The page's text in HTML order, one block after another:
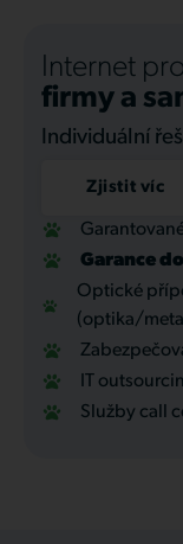
Internet pro
firmy a
Individuální
Zjistit víc
Garance
Optické
(optika/
IT
Služby call